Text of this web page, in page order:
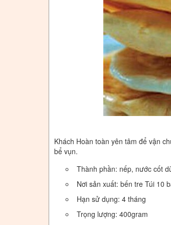
Khách Hoàn toàn yên tâm để vận
bể vụn.
Thành phần: nếp, nước cốt
Nơi sản xuất: bến tre Túi 10
Hạn sử dụng: 4 tháng
Trọng lượng: 400gram